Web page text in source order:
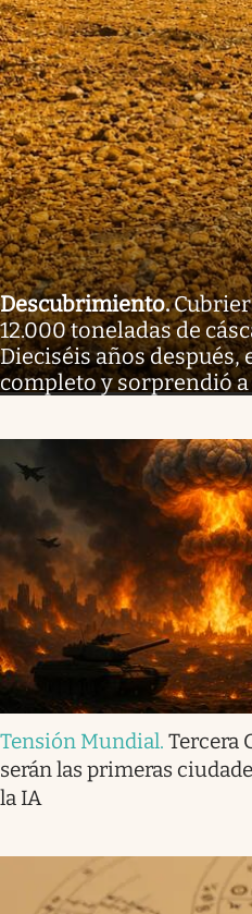
Descubrimiento.
12.000 toneladas de
Dieciséis años después,
completo y sorprendió
Tensión Mundial. Tercera
serán las primeras
la IA